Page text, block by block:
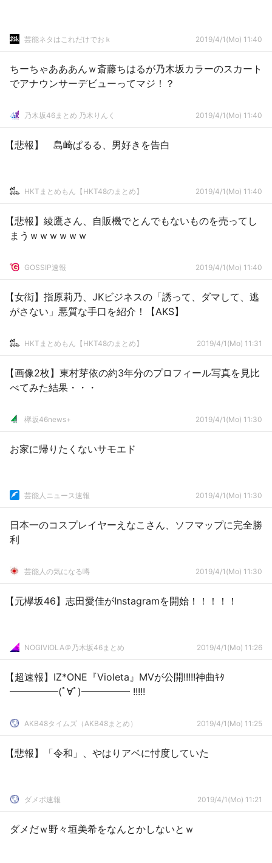
芸能ネタはこれだけでおｋ 2019/4/1(Mo) 11:40
ちーちゃあああんｗ斎藤ちはるが乃木坂カラーのスカート
でアナウンサーデビューってマジ！？
乃木坂46まとめ 乃木りんく 2019/4/1(Mo) 11:40
【悲報】 島崎ぱるる、男好きを告白
HKTまとめもん【HKT48のまとめ】 2019/4/1(Mo) 11:40
【悲報】綾鷹さん、自販機でとんでもないものを売ってし
まうｗｗｗｗｗｗ
GOSSIP速報 2019/4/1(Mo) 11:40
【女衒】指原莉乃、JKビジネスの「誘って、ダマして、逃
がさない」悪質な手口を紹介！【AKS】
HKTまとめもん【HKT48のまとめ】 2019/4/1(Mo) 11:31
【画像2枚】東村芽依の約3年分のプロフィール写真を見比
べてみた結果・・・
欅坂46news+ 2019/4/1(Mo) 11:30
お家に帰りたくないサモエド
芸能人ニュース速報 2019/4/1(Mo) 11:30
日本一のコスプレイヤーえなこさん、ソフマップに完全勝
利
芸能人の気になる噂 2019/4/1(Mo) 11:30
【元欅坂46】志田愛佳がInstagramを開始！！！！！
NOGIVIOLA＠乃木坂46まとめ 2019/4/1(Mo) 11:26
【超速報】IZ*ONE『Violeta』MVが公開!!!!!神曲ｷﾀ
━━━━━(ﾟ∀ﾟ)━━━━━ !!!!!
AKB48タイムズ（AKB48まとめ） 2019/4/1(Mo) 11:25
【悲報】「令和」、やはりアベに忖度していた
ダメポ速報 2019/4/1(Mo) 11:21
ダメだｗ野々垣美希をなんとかしないとｗ